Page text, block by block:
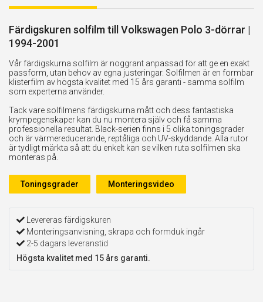
Färdigskuren solfilm till Volkswagen Polo 3-dörrar |
1994-2001
Vår färdigskurna solfilm är noggrant anpassad för att ge en exakt
passform, utan behov av egna justeringar. Solfilmen är en formbar
klisterfilm av högsta kvalitet med 15 års garanti - samma solfilm
som experterna använder.
Tack vare solfilmens färdigskurna mått och dess fantastiska
krympegenskaper kan du nu montera själv och få samma
professionella resultat. Black-serien finns i 5 olika toningsgrader
och är värmereducerande, reptåliga och UV-skyddande. Alla rutor
är tydligt märkta så att du enkelt kan se vilken ruta solfilmen ska
monteras på.
Toningsgrader Monteringsvideo
Levereras färdigskuren
Monteringsanvisning, skrapa och formduk ingår
2-5 dagars leveranstid
Högsta kvalitet med 15 års garanti.